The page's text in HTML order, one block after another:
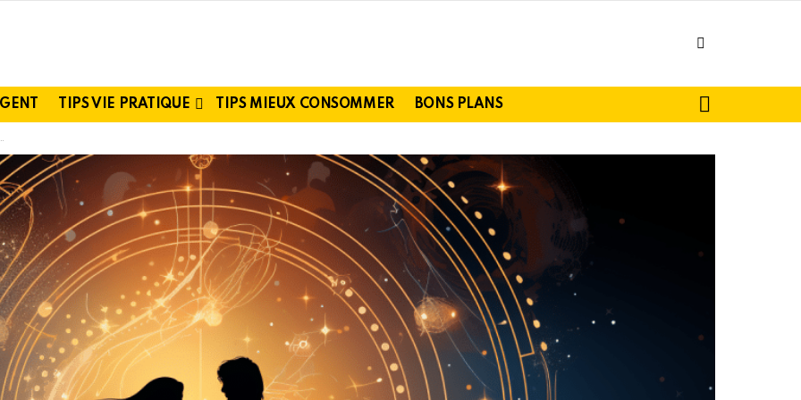
TIPS VIE PRATIQUE TIPS MIEUX CONSOMMER BONS PLANS